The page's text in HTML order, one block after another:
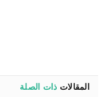
المقالات ذات الصلة